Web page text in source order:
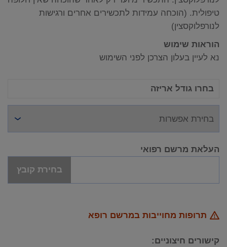
טיפולית. (הוכחה עמידות לתכשירים אחרים ורגישות
לנורפלוקסצין)
הוראות שימוש
נא לעיין בעלון הצרכן לפני השימוש
בחרו גודל אריזה
העלאת מרשם רפואי
בחירת קובץ
תרופות מחוייבות במרשם רופא
קישורים חיצוניים: